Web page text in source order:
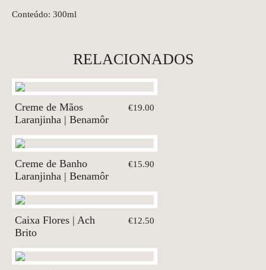
Conteúdo: 300ml
RELACIONADOS
Creme de Mãos
Laranjinha | Benamôr
€19.00
Creme de Banho
Laranjinha | Benamôr
€15.90
Caixa Flores | Ach
Brito
€12.50